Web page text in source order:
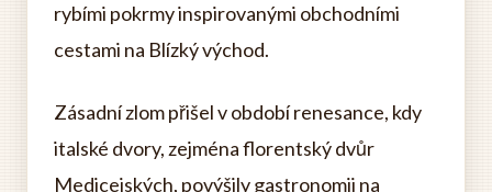
rybími pokrmy inspirovanými obchodními
cestami na Blízký východ.
Zásadní zlom přišel v období renesance, kdy
italské dvory, zejména florentský dvůr
Medicejských, povýšily gastronomii na